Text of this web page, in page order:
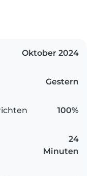
Oktober 2024
Gestern
100%
24
Minuten